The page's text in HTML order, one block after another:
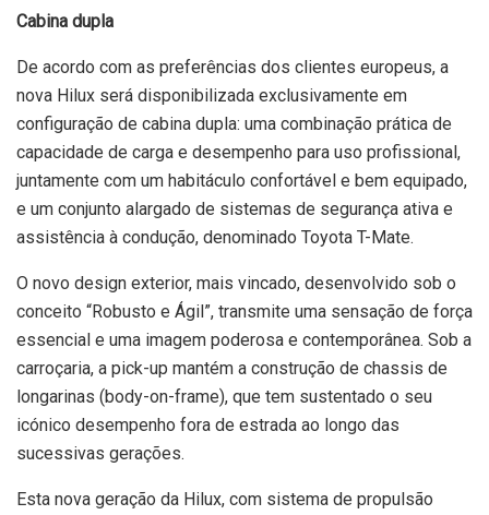
Cabina dupla
De acordo com as preferências dos clientes europeus, a
nova Hilux será disponibilizada exclusivamente em
configuração de cabina dupla: uma combinação prática de
capacidade de carga e desempenho para uso profissional,
juntamente com um habitáculo confortável e bem equipado,
e um conjunto alargado de sistemas de segurança ativa e
assistência à condução, denominado Toyota T-Mate.
O novo design exterior, mais vincado, desenvolvido sob o
conceito “Robusto e Ágil”, transmite uma sensação de força
essencial e uma imagem poderosa e contemporânea. Sob a
carroçaria, a pick-up mantém a construção de chassis de
longarinas (body-on-frame), que tem sustentado o seu
icónico desempenho fora de estrada ao longo das
sucessivas gerações.
Esta nova geração da Hilux, com sistema de propulsão